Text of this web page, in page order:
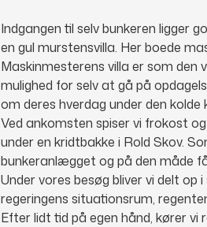
Indgangen til selv bunkeren ligger
en gul murstensvilla. Her boede
Maskinmesterens villa er som den
mulighed for selv at gå på
om deres hverdag under den kolde
Ved ankomsten spiser vi frokost
under en kridtbakke i Rold Skov.
bunkeranlægget og på den måde
Under vores besøg bliver vi delt op
regeringens situationsrum,
Efter lidt tid på egen hånd, kører